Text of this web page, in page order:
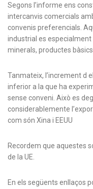
Segons l’informe ens
intercanvis comercials
convenis preferencials.
industrial es
minerals, productes
Tanmateix, l’increment d
inferior a la que ha
sense conveni. Això es
considerablemente
com són Xina i EEUU
Recordem que aquestes
de la UE.
En els següents enllaços